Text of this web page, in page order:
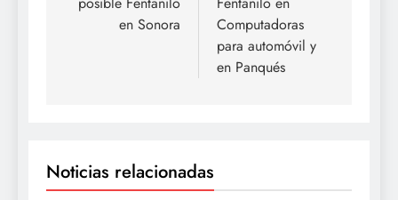
en Sonora
Computadoras
para automóvil y
en Panqués
Noticias relacionadas